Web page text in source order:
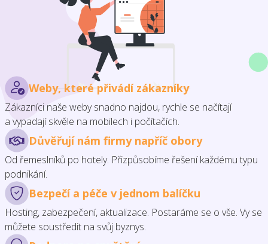
Weby, které přivádí zákazníky
Zákazníci naše weby snadno najdou, rychle se načítají
a vypadají skvěle na mobilech i počítačích.
Důvěřují nám firmy napříč obory
Od řemeslníků po hotely. Přizpůsobíme řešení každému typu
podnikání.
Bezpečí a péče v jednom balíčku
Hosting, zabezpečení, aktualizace. Postaráme se o vše. Vy se
můžete soustředit na svůj byznys.